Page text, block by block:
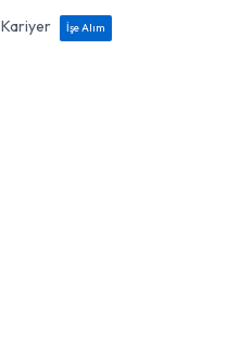
Kariyer
İşe Alım